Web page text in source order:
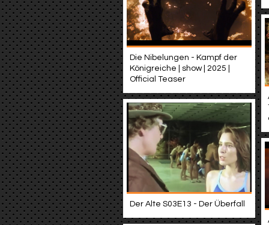
Die Nibelungen - Kampf der
Königreiche | show | 2025 |
Official Teaser
Der Alte S03E13 - Der Überfall